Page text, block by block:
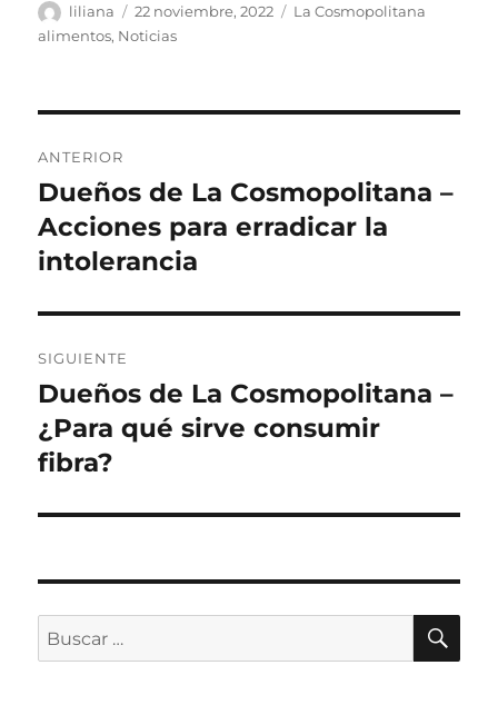
Autor
liliana
Publicado
el
22 noviembre, 2022 Categorías
La Cosmopolitana
alimentos, Noticias
de
entradas
ANTERIOR
Entrada
anterior:
Dueños de La Cosmopolitana –
Acciones para erradicar la
intolerancia
SIGUIENTE
Siguiente
entrada:
Dueños de La Cosmopolitana –
¿Para qué sirve consumir
fibra?
Buscar
por: